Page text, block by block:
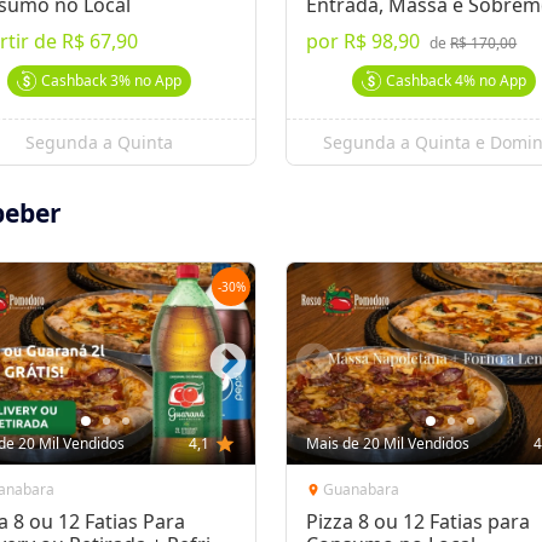
de R$ 67,90
Cashback3%no App
Segunda a Quinta
por R$ 98,90 deR$ 170,00
Cashback4%no App
Segunda a Quinta e
-30%
20 Mil Vendidos 4,1 star
8 ou 12 Fatias Para
Mais de 20 Mil Vendidos
location_on Guanabara
Pizza 8 ou 12 Fatias para